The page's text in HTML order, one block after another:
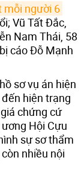
mỗi người 6
Vũ Tất Đắc,
Nam Thái, 58
cáo Đỗ Mạnh
sơ vụ án hiện
hiện trạng
chứng cứ
Hội Cựu
sự sơ thẩm
nhiều nội